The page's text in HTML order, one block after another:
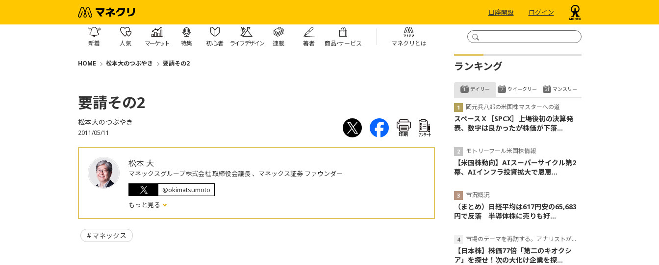
口座開設 ログイン
新着 人気 マーケット 特集 初心者 ライフデザイン 連載 著者 商品・サービス マネクリとは
HOME 松本大のつぶやき 要請その2
要請その2
松本大のつぶやき
2011/05/11 印刷 ｱﾝｹｰﾄ
松本 大
マネックスグループ株式会社 取締役会議長 、マネックス証券 ファウンダー
@okimatsumoto
もっと見る
マネックス
ランキング
デイリー
岡元兵八郎の米国株マスターへの道
スペースＸ［SPCX］上場後初の決算発
表、数字は良かったが株価が下落...
モトリーフール米国株情報
【米国株動向】AIスーパーサイクル第2
幕、AIインフラ投資拡大で恩恵...
市況概況
（まとめ）日経平均は617円安の65,683
円で反落 半導体株に売りも好...
市場のテーマを再訪する。アナリストが読み解くテーマの本質
【日本株】株価77倍「第二のキオクシ
ア」を探せ！次の大化け企業を探...
ウイークリー マンスリー